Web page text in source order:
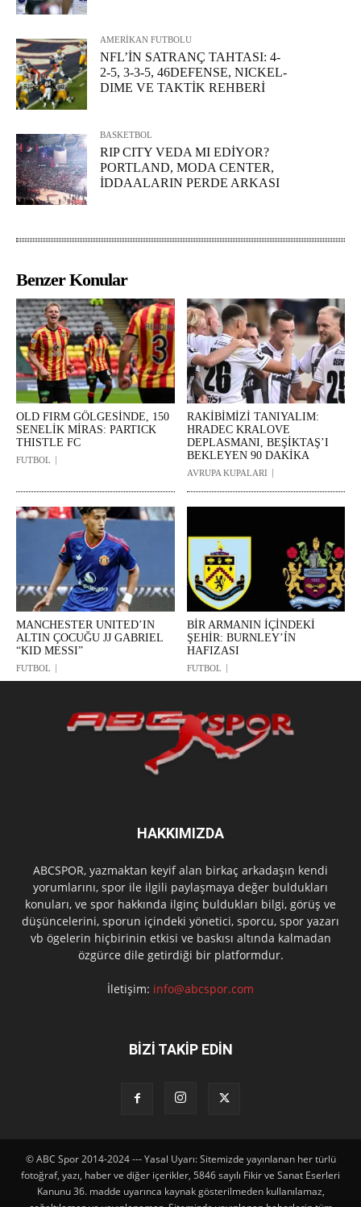
AMERİKAN FUTBOLU
NFL’İN SATRANÇ TAHTASI: 4-
2-5, 3-3-5, 46DEFENSE, NICKEL-
DIME VE TAKTİK REHBERİ
BASKETBOL
RIP CITY VEDA MI EDİYOR?
PORTLAND, MODA CENTER,
İDDAALARIN PERDE ARKASI
Benzer Konular
OLD FIRM GÖLGESİNDE, 150
SENELİK MİRAS: PARTICK
THISTLE FC
FUTBOL
RAKİBİMİZİ TANIYALIM:
HRADEC KRALOVE
DEPLASMANI, BEŞİKTAŞ’I
BEKLEYEN 90 DAKİKA
AVRUPA KUPALARI
MANCHESTER UNITED’IN
ALTIN ÇOCUĞU JJ GABRIEL
“KID MESSI”
FUTBOL
BİR ARMANIN İÇİNDEKİ
ŞEHİR: BURNLEY’ÍN
HAFIZASI
FUTBOL
HAKKIMIZDA
ABCSPOR, yazmaktan keyif alan birkaç arkadaşın kendi
yorumlarını, spor ile ilgili paylaşmaya değer buldukları
konuları, ve spor hakkında ilginç buldukları bilgi, görüş ve
düşüncelerini, sporun içindeki yönetici, sporcu, spor yazarı
vb ögelerin hiçbirinin etkisi ve baskısı altında kalmadan
özgürce dile getirdiği bir platformdur.
İletişim: info@abcspor.com
BİZİ TAKİP EDİN
© ABC Spor 2014-2024 --- Yasal Uyarı: Sitemizde yayınlanan her türlü
fotoğraf, yazı, haber ve diğer içerikler, 5846 sayılı Fikir ve Sanat Eserleri
Kanunu 36. madde uyarınca kaynak gösterilmeden kullanılamaz,